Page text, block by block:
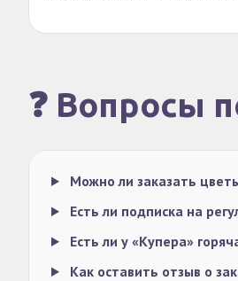
❓ Вопросы
Можно ли заказать
Есть ли подписка на
Есть ли у «Купера»
Как оставить отзыв о